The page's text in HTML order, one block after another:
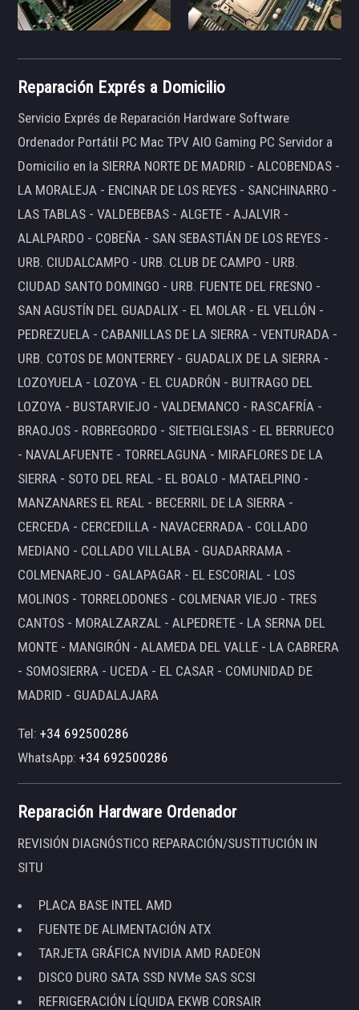
Reparación Exprés a Domicilio
Servicio Exprés de Reparación Hardware Software
Ordenador Portátil PC Mac TPV AIO Gaming PC Servidor a
Domicilio en la SIERRA NORTE DE MADRID - ALCOBENDAS -
LA MORALEJA - ENCINAR DE LOS REYES - SANCHINARRO -
LAS TABLAS - VALDEBEBAS - ALGETE - AJALVIR -
ALALPARDO - COBEÑA - SAN SEBASTIÁN DE LOS REYES -
URB. CIUDALCAMPO - URB. CLUB DE CAMPO - URB.
CIUDAD SANTO DOMINGO - URB. FUENTE DEL FRESNO -
SAN AGUSTÍN DEL GUADALIX - EL MOLAR - EL VELLÓN -
PEDREZUELA - CABANILLAS DE LA SIERRA - VENTURADA -
URB. COTOS DE MONTERREY - GUADALIX DE LA SIERRA -
LOZOYUELA - LOZOYA - EL CUADRÓN - BUITRAGO DEL
LOZOYA - BUSTARVIEJO - VALDEMANCO - RASCAFRÍA -
BRAOJOS - ROBREGORDO - SIETEIGLESIAS - EL BERRUECO
- NAVALAFUENTE - TORRELAGUNA - MIRAFLORES DE LA
SIERRA - SOTO DEL REAL - EL BOALO - MATAELPINO -
MANZANARES EL REAL - BECERRIL DE LA SIERRA -
CERCEDA - CERCEDILLA - NAVACERRADA - COLLADO
MEDIANO - COLLADO VILLALBA - GUADARRAMA -
COLMENAREJO - GALAPAGAR - EL ESCORIAL - LOS
MOLINOS - TORRELODONES - COLMENAR VIEJO - TRES
CANTOS - MORALZARZAL - ALPEDRETE - LA SERNA DEL
MONTE - MANGIRÓN - ALAMEDA DEL VALLE - LA CABRERA
- SOMOSIERRA - UCEDA - EL CASAR - COMUNIDAD DE
MADRID - GUADALAJARA
Tel:+34 692500286
WhatsApp:+34 692500286
Reparación Hardware Ordenador
REVISIÓN DIAGNÓSTICO REPARACIÓN/SUSTITUCIÓN IN
SITU
PLACA BASE INTEL AMD
FUENTE DE ALIMENTACIÓN ATX
TARJETA GRÁFICA NVIDIA AMD RADEON
DISCO DURO SATA SSD NVMe SAS SCSI
REFRIGERACIÓN LÍQUIDA EKWB CORSAIR